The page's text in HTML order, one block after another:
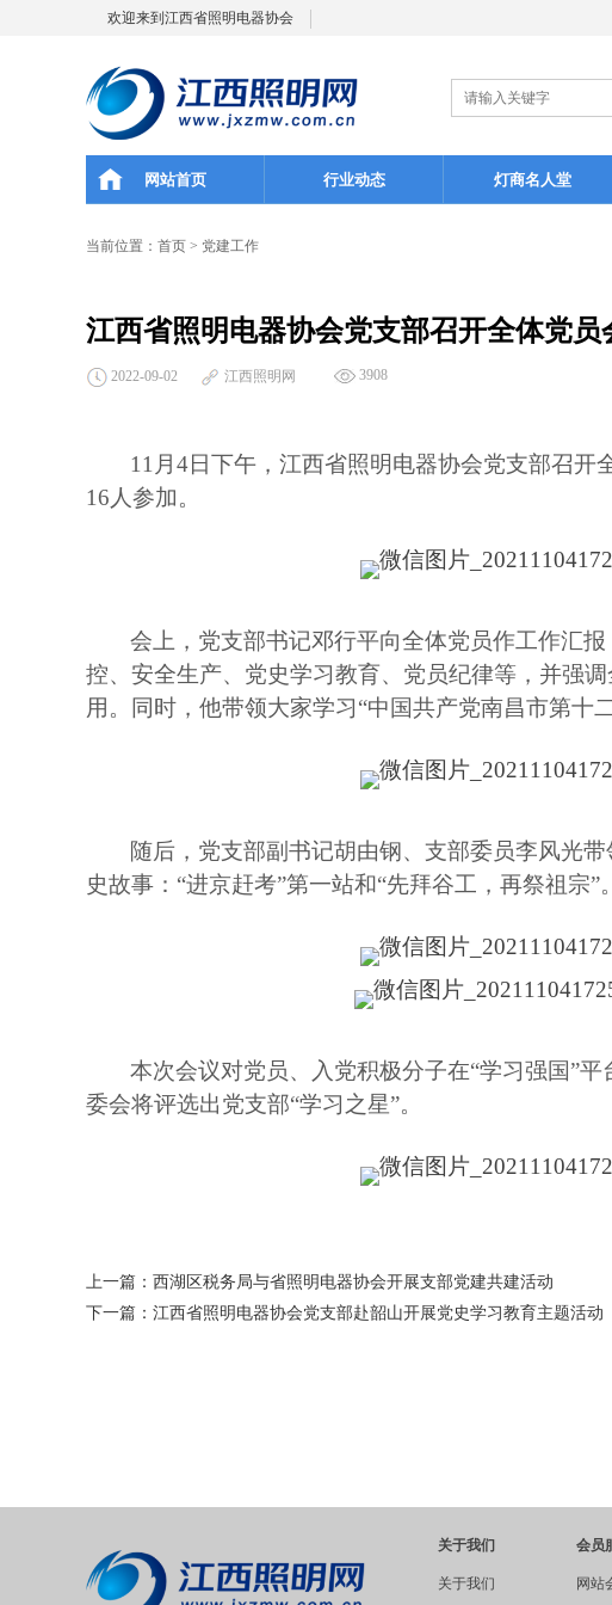
欢迎来到江西省照明电器协会
网站首页 行业动态 灯商名人堂
当前位置： 首页 > 党建工作
江西省照明电器协会党支部召开全体党员
2022-09-02 江西照明网 3908
11月4日下午，江西省照明电器协会党支部召开
16人参加。
会上，党支部书记邓行平向全体党员作工作汇
控、安全生产、党史学习教育、党员纪律等，并强
用。同时，他带领大家学习“中国共产党南昌市第十
随后，党支部副书记胡由钢、支部委员李风光
史故事：“进京赶考”第一站和“先拜谷工，再祭祖宗
本次会议对党员、入党积极分子在“学习强国”
委会将评选出党支部“学习之星”。
上一篇： 西湖区税务局与省照明电器协会开展支部党建共建活动
下一篇： 江西省照明电器协会党支部赴韶山开展党史学习教育主题活动
关于我们
关于我们
会员
网站